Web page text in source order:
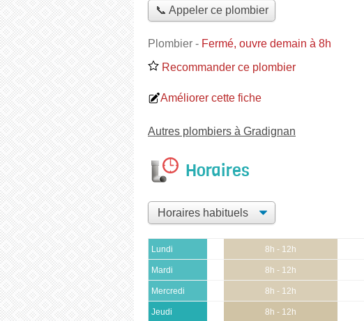
📞 Appeler ce plombier
Plombier - Fermé, ouvre demain à 8h
Recommander ce plombier
Améliorer cette fiche
Autres plombiers à Gradignan
Horaires
Lundi 8h - 12h
Mardi 8h - 12h
Mercredi 8h - 12h
Jeudi 8h - 12h